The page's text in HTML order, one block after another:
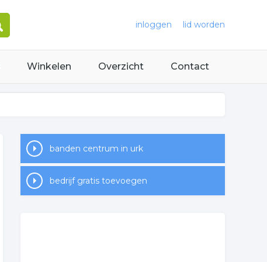
inloggen lid worden
Winkelen Overzicht Contact
banden centrum in urk
bedrijf gratis toevoegen